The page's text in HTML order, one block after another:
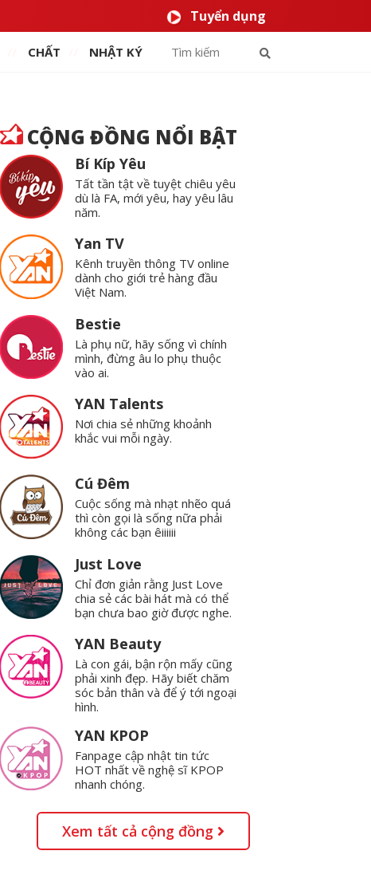
Tuyển dụng
CHẤT NHẬT KÝ
CỘNG ĐỒNG NỔI BẬT
Bí Kíp Yêu
Tất tần tật về tuyệt chiêu yêu
dù là FA, mới yêu, hay yêu lâu
năm.
Yan TV
Kênh truyền thông TV online
dành cho giới trẻ hàng đầu
Việt Nam.
Bestie
Là phụ nữ, hãy sống vì chính
mình, đừng âu lo phụ thuộc
vào ai.
YAN Talents
Nơi chia sẻ những khoảnh
khắc vui mỗi ngày.
Cú Đêm
Cuộc sống mà nhạt nhẽo quá
thì còn gọi là sống nữa phải
không các bạn êiiiiii
Just Love
Chỉ đơn giản rằng Just Love
chia sẻ các bài hát mà có thể
bạn chưa bao giờ được nghe.
YAN Beauty
Là con gái, bận rộn mấy cũng
phải xinh đẹp. Hãy biết chăm
sóc bản thân và để ý tới ngoại
hình.
YAN KPOP
Fanpage cập nhật tin tức
HOT nhất về nghệ sĩ KPOP
nhanh chóng.
Xem tất cả cộng đồng